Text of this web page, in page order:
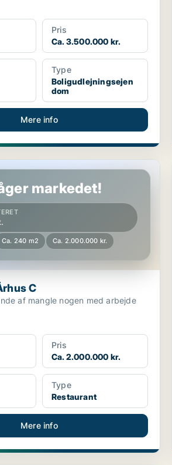
Pris
Ca. 3.500.000 kr.
Type
Boligudlejningsejen
dom
Mere info
markedet!
Ca. 240 m2 Ca. 2.000.000 kr.
C
af mangle nogen med arbejde
Pris
Ca. 2.000.000 kr.
Type
Restaurant
Mere info